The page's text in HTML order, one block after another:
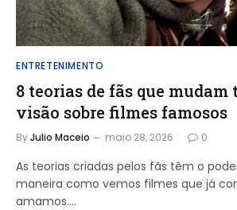
ENTRETENIMENTO
8 teorias de fãs que
visão sobre filmes famosos
ByJulio Maceio maio 28, 2026 0
As teorias criadas pelos fãs têm o
maneira como vemos filmes que já
amamos.…